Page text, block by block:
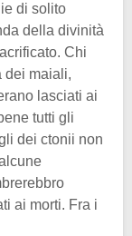
di solito
della divinità
Chi
dei maiali,
lasciati ai
tutti gli
dei ctonii non
ai morti. Fra i